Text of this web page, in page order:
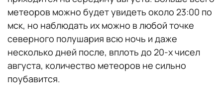
метеоров можно будет увидеть около 23:00 по
мск, но наблюдать их можно в любой точке
северного полушария всю ночь и даже
несколько дней после, вплоть до 20-х чисел
августа, количество метеоров не сильно
поубавится.